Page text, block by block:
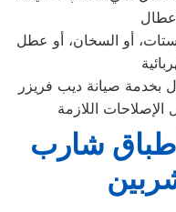
أو السخان، أو عطل
بخدمة صيانة ديب فريزر
شارب